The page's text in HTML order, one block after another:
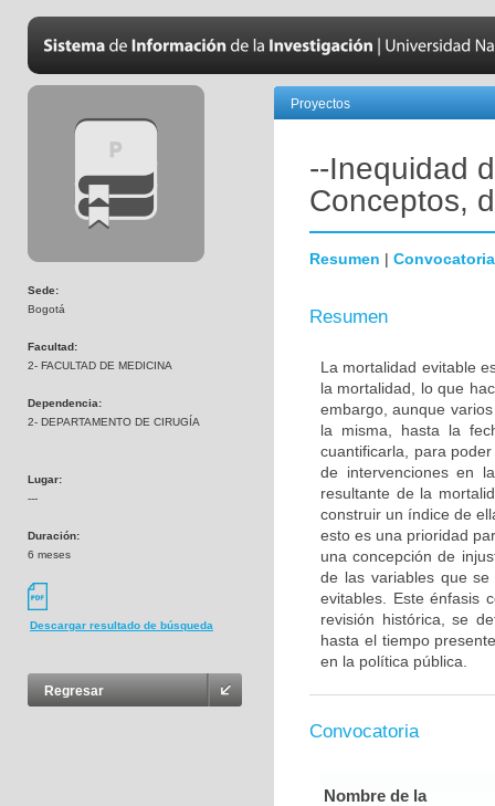
Sede:
Bogotá
Facultad:
2- FACULTAD DE MEDICINA
Dependencia:
2- DEPARTAMENTO DE CIRUGÍA
Lugar:
---
Duración:
6 meses
Descargar resultado de búsqueda
Regresar
Proyectos
--Inequidad
Conceptos,
Resumen | Convocatoria
Resumen
La mortalidad evitable
la mortalidad, lo que
embargo, aunque
la misma, hasta la
cuantificarla, para
de intervenciones en
resultante de la
construir un índice de
esto es una prioridad
una concepción de
de las variables que se
evitables. Este énfasis
revisión histórica, se
hasta el tiempo
en la política pública.
Convocatoria
Nombre de la